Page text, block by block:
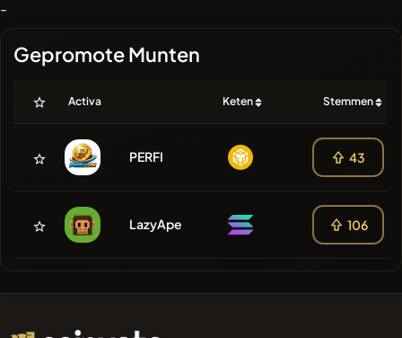
-
Gepromote Munten
Activa Keten Stemmen
PERFI 43
LazyApe 106